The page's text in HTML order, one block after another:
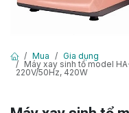
Mua
Gia dụng
Máy xay sinh tổ model
220V/50Hz, 420W